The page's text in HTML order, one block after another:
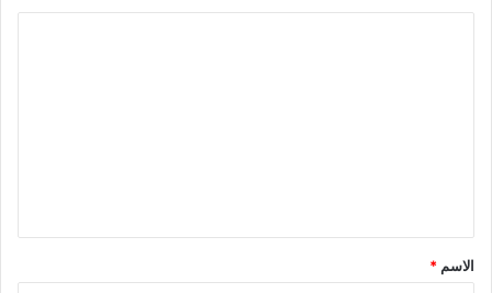
*
الاسم *